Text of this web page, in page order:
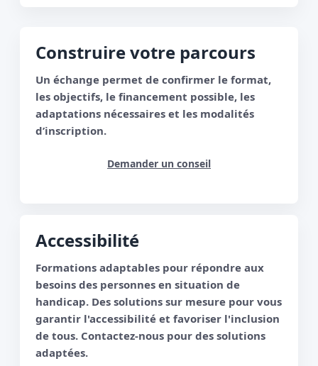
Construire votre parcours
Un échange permet de confirmer le format,
les objectifs, le financement possible, les
adaptations nécessaires et les modalités
d’inscription.
Demander un conseil
Accessibilité
Formations adaptables pour répondre aux
besoins des personnes en situation de
handicap. Des solutions sur mesure pour vous
garantir l'accessibilité et favoriser l'inclusion
de tous. Contactez-nous pour des solutions
adaptées.